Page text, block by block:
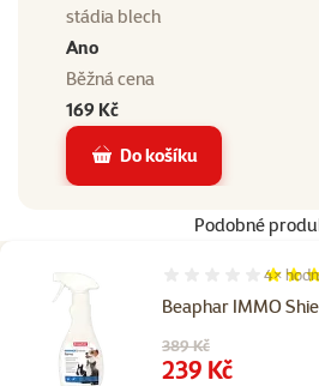
stádia blech
Ano
Běžná cena
169 Kč
Do košíku
Podobné
Beaphar IMMO
Hodnocení 95%,
4×
Původní cena
389 Kč
Cena
239 Kč